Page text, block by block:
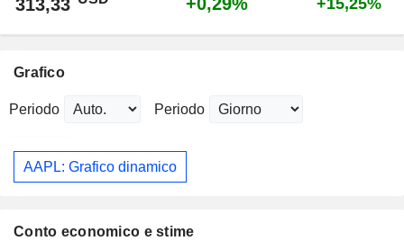
313,33
Grafico
Periodo Periodo
AAPL: Grafico dinamico
Conto economico e stime